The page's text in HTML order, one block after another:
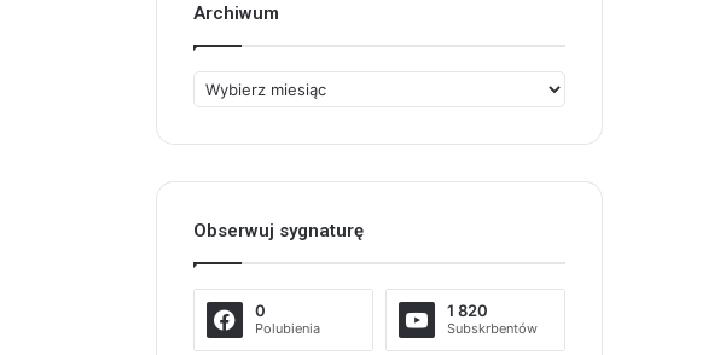
Archiwum
Archiwum
Obserwuj sygnaturę
0
Polubienia
1 820
Subskrbentów